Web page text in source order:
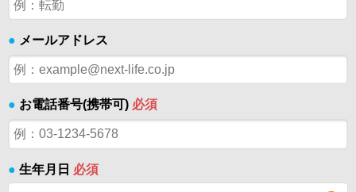
● メールアドレス
● お電話番号(携帯可) 必須
● 生年月日 必須